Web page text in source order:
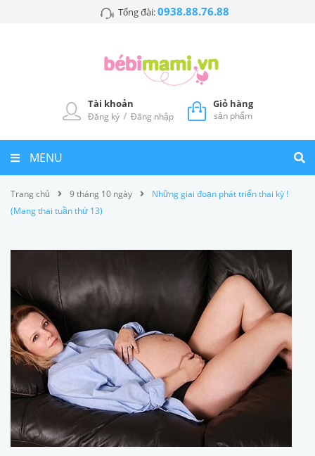
Tổng đài:0938.88.76.88
Tài khoản
Đăng ký / Đăng nhập
Giỏ hàng
sản phẩm
MENU
Trang chủ 9 tháng 10 ngày
Những giai đoạn phát triển thai kỳ !
(Mang thai tuần thứ 13)